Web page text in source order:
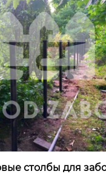
столбы для